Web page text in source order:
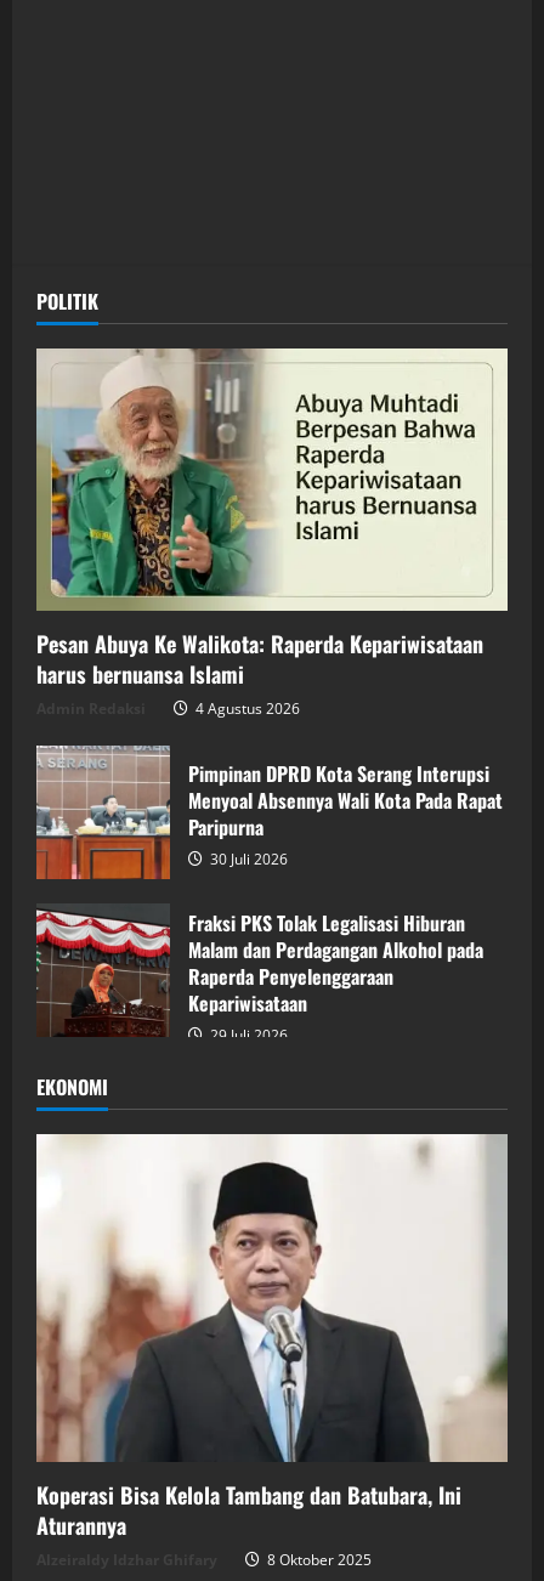
POLITIK
Pesan Abuya Ke Walikota: Raperda Kepariwisataan
harus bernuansa Islami
4 Agustus 2026
Pimpinan DPRD Kota Serang Interupsi
Menyoal Absennya Wali Kota Pada Rapat
Paripurna
30 Juli 2026
Fraksi PKS Tolak Legalisasi Hiburan
Malam dan Perdagangan Alkohol pada
Raperda Penyelenggaraan
Kepariwisataan
29 Juli 2026
EKONOMI
Koperasi Bisa Kelola Tambang dan Batubara, Ini
Aturannya
8 Oktober 2025